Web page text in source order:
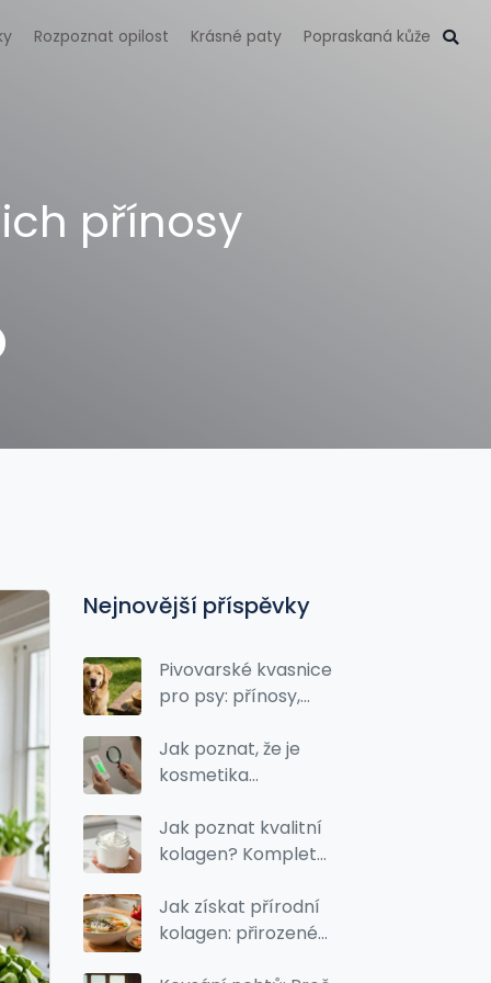
Rozpoznat opilost Krásné paty Popraskaná kůže
přínosy
Nejnovější příspěvky
Pivovarské kvasnice
pro psy: přínosy,
bezpečnost
Jak poznat, že je
kosmetika
zvířatech: průvodce
pro svědomité
Jak poznat kvalitní
kolagen? Kompletní
rybího kolagenu
Jak získat přírodní
kolagen: přirozené